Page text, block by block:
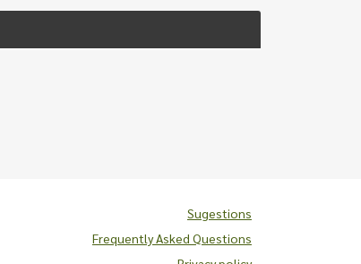
Sugestions
Frequently Asked Questions